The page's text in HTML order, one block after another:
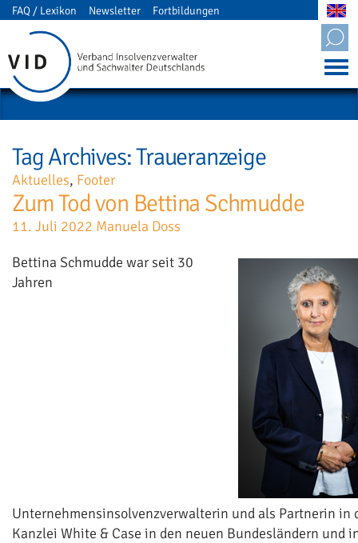
FAQ / Lexikon Newsletter Fortbildungen
Mitgliederbereich
Tag Archives: Traueranzeige
Aktuelles, Footer
Zum Tod von Bettina Schmudde
11. Juli 2022 Manuela Doss
Bettina Schmudde war seit 30
Jahren
Unternehmensinsolvenzverwalterin und als Partnerin in
Kanzlei White & Case in den neuen Bundesländern und